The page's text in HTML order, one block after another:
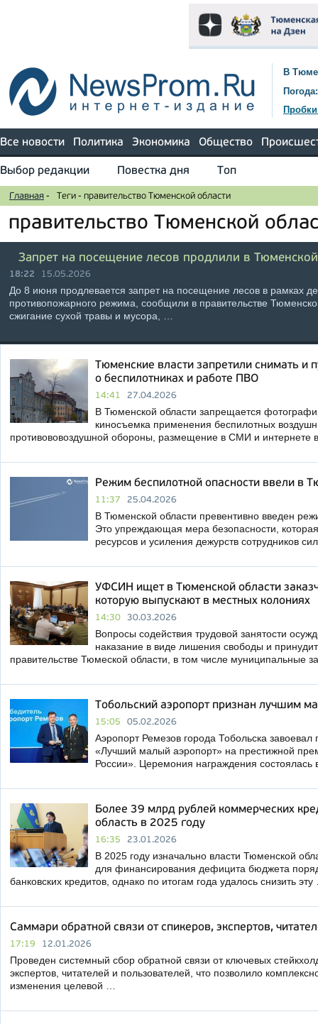
В
Погода:
Все новости Политика Экономика Общество
Выбор редакции Повестка дня Топ
Главная - Теги - правительство Тюменской области
правительство Тюменской
Запрет на посещение лесов продлили в
18:22 15.05.2026
До 8 июня продлевается запрет на посещение лесов в рамках
противопожарного режима, сообщили в правительстве
сжигание сухой травы и мусора, …
Тюменские власти запретили снимать и
о беспилотниках и работе ПВО
14:41 27.04.2026
В Тюменской области запрещается
киносъемка применения беспилотных
противововоздушной обороны, размещение в СМИ и интернете
Режим беспилотной опасности ввели в
11:37 25.04.2026
В Тюменской области превентивно введен
Это упреждающая мера безопасности,
ресурсов и усиления дежурств сотрудников
УФСИН ищет в Тюменской области
которую выпускают в местных колониях
14:30 30.03.2026
Вопросы содействия трудовой занятости
наказание в виде лишения свободы и
правительстве Тюмеской области, в том числе муниципальные
Тобольский аэропорт признан лучшим
15:05 05.02.2026
Аэропорт Ремезов города Тобольска
«Лучший малый аэропорт» на престижной
России». Церемония награждения состоялась
Более 39 млрд рублей коммерческих
область в 2025 году
16:35 23.01.2026
В 2025 году изначально власти Тюменской
для финансирования дефицита бюджета
банковских кредитов, однако по итогам года удалось снизить
Саммари обратной связи от спикеров, экспертов,
17:19 12.01.2026
Проведен системный сбор обратной связи от ключевых
экспертов, читателей и пользователей, что позволило
изменения целевой …